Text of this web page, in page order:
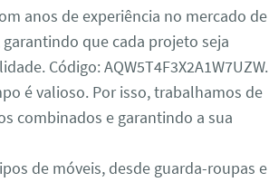
anos de experiência no mercado de
garantindo que cada projeto seja
Código: AQW5T4F3X2A1W7UZW.
é valioso. Por isso, trabalhamos de
combinados e garantindo a sua
de móveis, desde guarda-roupas e